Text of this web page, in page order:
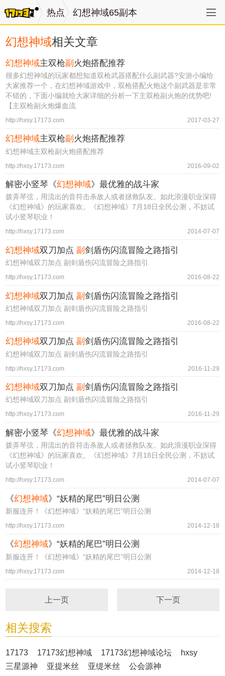
热点 幻想神域65副本
幻想神域相关文章
幻想神域主双枪副 火炮搭配推荐
很多幻想神域的玩家都想知道双枪武器搭配什么副武器?安游小编给
大家推荐一个，在幻想神域游戏中，双枪搭配火炮这个副武器是非常
不错的，下面小编就给大家详细的分析一下主双枪副火炮的优势吧!
【主双枪副火炮爆血流
http://hxsy.17173.com 2017-03-27
幻想神域主双枪副 火炮搭配推荐
幻想神域主双枪副火炮搭配推荐
http://hxsy.17173.com 2016-09-02
解密小竖琴《幻想神域》最优雅的战斗家
拨弄琴弦，用流出的音符击杀敌人或者拯救队友。如此浪漫职业深得
《幻想神域》的玩家喜欢。《幻想神域》7月18日全民公测，不妨试
试小竖琴职业！
http://hxsy.17173.com 2014-07-07
幻想神域双刀加点副剑盾伤闪流冒险之路指引
幻想神域双刀加点 副剑盾伤闪流冒险之路指引
http://hxsy.17173.com 2016-08-22
幻想神域双刀加点副剑盾伤闪流冒险之路指引
幻想神域双刀加点 副剑盾伤闪流冒险之路指引
http://hxsy.17173.com 2016-08-22
幻想神域双刀加点 副剑盾伤闪流冒险之路指引
幻想神域双刀加点 副剑盾伤闪流冒险之路指引
http://hxsy.17173.com 2016-11-29
幻想神域双刀加点副剑盾伤闪流冒险之路指引
幻想神域双刀加点 副剑盾伤闪流冒险之路指引
http://hxsy.17173.com 2016-11-29
解密小竖琴《幻想神域》最优雅的战斗家
拨弄琴弦，用流出的音符击杀敌人或者拯救队友。如此浪漫职业深得
《幻想神域》的玩家喜欢。《幻想神域》7月18日全民公测，不妨试
试小竖琴职业！
http://hxsy.17173.com 2014-07-07
《幻想神域》“妖精的尾巴”明日公测
新服连开！《幻想神域》“妖精的尾巴”明日公测
http://hxsy.17173.com 2014-12-18
《幻想神域》“妖精的尾巴”明日公测
新服连开！《幻想神域》“妖精的尾巴”明日公测
http://hxsy.17173.com 2014-12-18
上一页 下一页
相关搜索
17173 17173幻想神域 17173幻想神域论坛
hxsy
三星源神
亚提米丝 亚缇米丝
公会源神